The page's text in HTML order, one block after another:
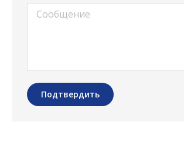
Сообщение
Подтвердить